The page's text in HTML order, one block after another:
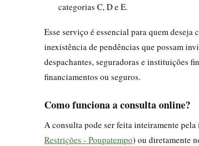
categorias C, D e E.
Esse serviço é essencial para quem
inexistência de pendências que possam
despachantes, seguradoras e instituições
financiamentos ou seguros.
Como funciona a consulta online?
A consulta pode ser feita inteiramente
Restrições - Poupatempo) ou diretamente